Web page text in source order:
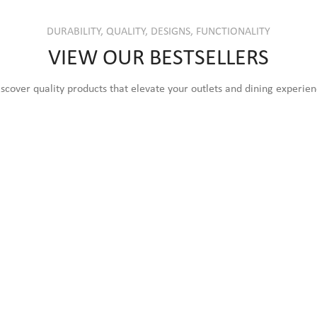
DURABILITY, QUALITY, DESIGNS, FUNCTIONALITY
VIEW OUR BESTSELLERS
quality products that elevate your outlets and dining